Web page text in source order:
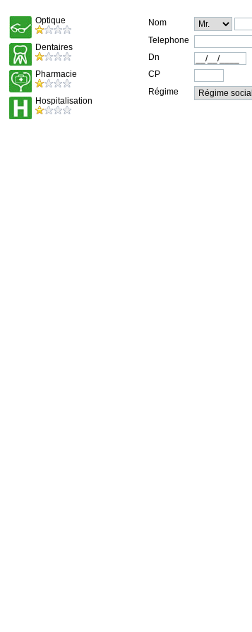
Optique
Dentaires
Pharmacie
Hospitalisation
Nom
Telephone
Dn
CP
Régime